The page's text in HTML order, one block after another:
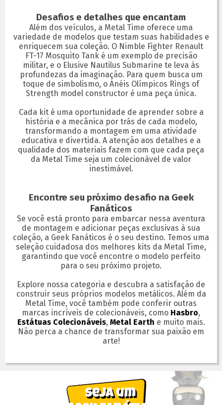
Desafios e detalhes que encantam
Além dos veículos, a Metal Time oferece uma
variedade de modelos que testam suas habilidades e
enriquecem sua coleção. O Nimble Fighter Renault
FT-17 Mosquito Tank é um exemplo de precisão
militar, e o Elusive Nautilus Submarine te leva às
profundezas da imaginação. Para quem busca um
toque de simbolismo, o Anéis Olímpicos Rings of
Strength model constructor é uma peça única.
Cada kit é uma oportunidade de aprender sobre a
história e a mecânica por trás de cada modelo,
transformando a montagem em uma atividade
educativa e divertida. A atenção aos detalhes e a
qualidade dos materiais fazem com que cada peça
da Metal Time seja um colecionável de valor
inestimável.
Encontre seu próximo desafio na Geek
Fanáticos
Se você está pronto para embarcar nessa aventura
de montagem e adicionar peças exclusivas à sua
coleção, a Geek Fanáticos é o seu destino. Temos uma
seleção cuidadosa dos melhores kits da Metal Time,
garantindo que você encontre o modelo perfeito
para o seu próximo projeto.
Explore nossa categoria e descubra a satisfação de
construir seus próprios modelos metálicos. Além da
Metal Time, você também pode conferir outras
marcas incríveis de colecionáveis, como Hasbro,
Estátuas Colecionáveis, Metal Earth e muito mais.
Não perca a chance de transformar sua paixão em
arte!